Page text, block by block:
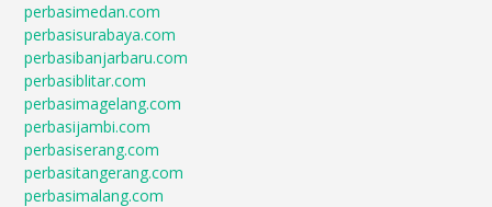
perbasimedan.com
perbasisurabaya.com
perbasibanjarbaru.com
perbasiblitar.com
perbasimagelang.com
perbasijambi.com
perbasiserang.com
perbasitangerang.com
perbasimalang.com